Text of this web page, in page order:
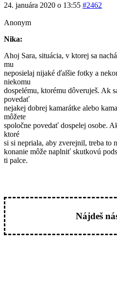
24. januára 2020 o 13:55 #2462
Anonym
Nika:
Ahoj Sara, situácia, v ktorej sa
mu
neposielaj nijaké ďalšie fotky a
niekomu
dospelému, ktorému dôveruješ. Ak
povedať
nejakej dobrej kamarátke alebo
môžete
spoločne povedať dospelej osobe.
ktoré
si si nepriala, aby zverejnil, treba to
konanie môže naplniť skutkovú
ti palce.
Nájdeš